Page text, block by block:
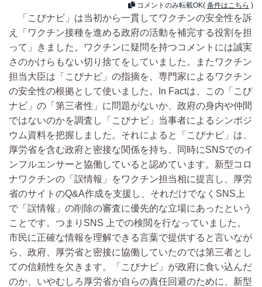
コメントのみ転載OK( 条件はこちら )
「こびナビ」は当初から一貫してワクチンの安全性を訴
え「ワクチン接種を進める政府の活動を補完する役割を担
って」きました。ワクチンに疑問を持つコメントには誠実
さのかけらもない切り捨てをしていました。またワクチン
担当大臣は「こびナビ」の指摘を、専門家によるワクチン
の安全性の根拠として使いました。In Factは、この「こび
ナビ」の「第三者性」に問題がないか、政府の身内や仲間
ではないのかを調査し「こびナビ」当事者によるシンポジ
ウム資料を把握しました。それによると「こびナビ」は、
厚労省を含む政府と密接な関係を持ち、同時にSNSでのイ
ンフルエンサーと協働していると認めています。新型コロ
ナワクチンの「誤情報」をワクチン担当相に提言し、厚労
省のサイトのQ&A作成を支援し、それだけでなくSNS上
で「誤情報」の削除の審査に優先的な立場にあったという
ことです。つまりSNS 上での検閲を行なっていました。
市民に正確な情報を理解できる言葉で提供すると言いなが
ら、政府、厚労省と密接に協働していたのでは第三者とし
ての信頼性を欠きます。「こびナビ」が政府に食い込んだ
のか、いやむしろ厚労省が自らの責任回避のために、新型